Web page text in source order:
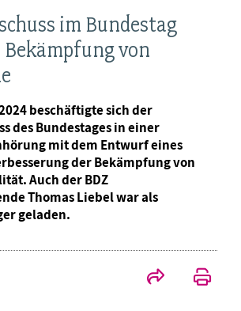
im Bundestag
von
beschäftigte sich der
des Bundestages in einer
mit dem Entwurf eines
der Bekämpfung von
Auch der BDZ
Thomas Liebel war als
geladen.